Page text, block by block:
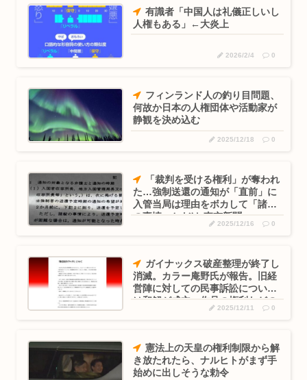
有識者「中国人は礼儀正しいし
人権もある」←大炎上
2026/2/4 0
フィンランド人の釣り目問題、
何故か日本の人権団体や活動家が
静観を決め込む
2025/12/18 0
「裁判を受ける権利」が奪われ
た…強制送還の通知が「直前」に
入管当局は理由をボカして「諸般
の事情」とだけ:東京新聞
2025/12/16 0
ガイナックス破産整理が終了し
消滅。カラー庵野氏が報告。旧経
営陣に対しての民事訴訟について
は和解が成立。作品の権利などの
2025/12/11 0
憲法上の天皇の権利制限から解
き放たれたら、ナルヒトがまず手
始めに出しそうな勅令